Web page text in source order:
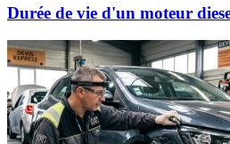
Durée de vie d'un moteur